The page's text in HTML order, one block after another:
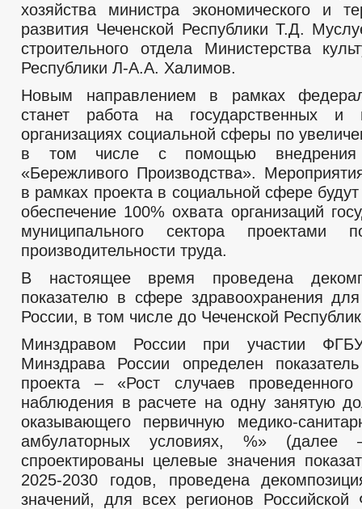
хозяйства министра экономического и
развития Чеченской Республики Т.Д.
строительного отдела Министерства
Республики Л-А.А. Халимов.
Новым направлением в рамках
станет работа на государственных и
организациях социальной сферы по
в том числе с помощью внедрения
«Бережливого Производства».
в рамках проекта в социальной сфере
обеспечение 100% охвата организаций
муниципального сектора проектами
производительности труда.
В настоящее время проведена
показателю в сфере здравоохранения
России, в том числе до Чеченской
Минздравом России при участии
Минздрава России определен
проекта – «Рост случаев проведенного
наблюдения в расчете на одну занятую
оказывающего первичную медико-
амбулаторных условиях, %» (далее
спроектированы целевые значения
2025-2030 годов, проведена
значений, для всех регионов